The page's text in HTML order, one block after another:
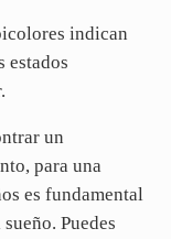
indican
estados
un
para una
es fundamental
Puedes